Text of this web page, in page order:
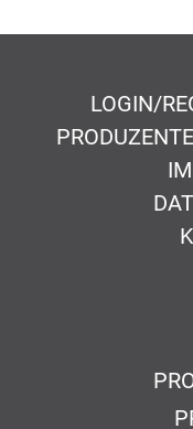
LOGIN/